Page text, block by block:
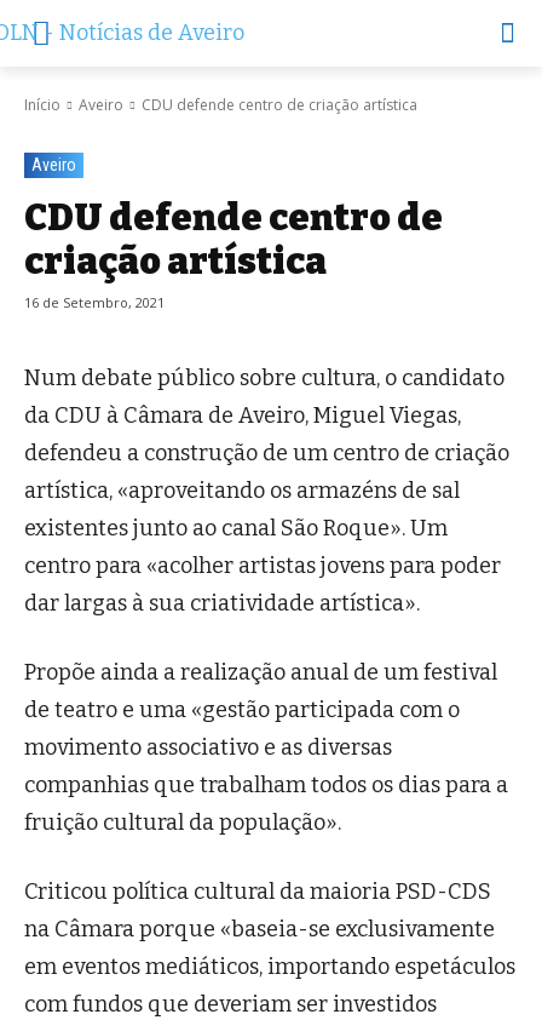
Início Aveiro CDU defende centro de criação artística
Aveiro
CDU defende centro de
criação artística
16 de Setembro, 2021
Num debate público sobre cultura, o candidato
da CDU à Câmara de Aveiro, Miguel Viegas,
defendeu a construção de um centro de criação
artística, «aproveitando os armazéns de sal
existentes junto ao canal São Roque». Um
centro para «acolher artistas jovens para poder
dar largas à sua criatividade artística».
Propõe ainda a realização anual de um festival
de teatro e uma «gestão participada com o
movimento associativo e as diversas
companhias que trabalham todos os dias para a
fruição cultural da população».
Criticou política cultural da maioria PSD-CDS
na Câmara porque «baseia-se exclusivamente
em eventos mediáticos, importando espetáculos
com fundos que deveriam ser investidos